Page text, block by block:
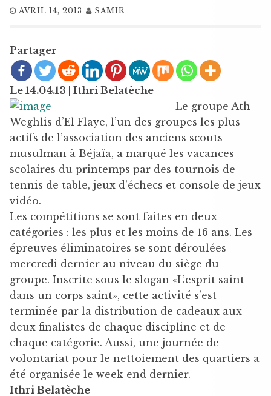
AVRIL 14, 2013 SAMIR
Partager
Le 14.04.13 | Ithri Belatèche
Le groupe Ath
Weghlis d’El Flaye, l’un des groupes les plus
actifs de l’association des anciens scouts
musulman à Béjaïa, a marqué les vacances
scolaires du printemps par des tournois de
tennis de table, jeux d’échecs et console de jeux
vidéo.
Les compétitions se sont faites en deux
catégories : les plus et les moins de 16 ans. Les
épreuves éliminatoires se sont déroulées
mercredi dernier au niveau du siège du
groupe. Inscrite sous le slogan «L’esprit saint
dans un corps saint», cette activité s’est
terminée par la distribution de cadeaux aux
deux finalistes de chaque discipline et de
chaque catégorie. Aussi, une journée de
volontariat pour le nettoiement des quartiers a
été organisée le week-end dernier.
Ithri Belatèche